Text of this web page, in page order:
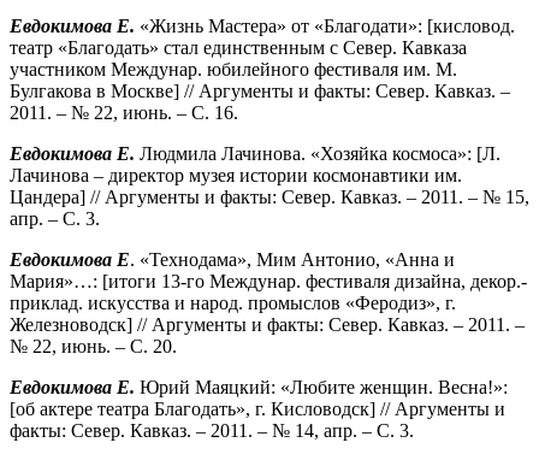
Евдокимова Е. «Жизнь Мастера» от «Благодати»: [кисловод.
театр «Благодать» стал единственным с Север. Кавказа
участником Междунар. юбилейного фестиваля им. М.
Булгакова в Москве] // Аргументы и факты: Север. Кавказ. –
2011. – № 22, июнь. – С. 16.
Евдокимова Е. Людмила Лачинова. «Хозяйка космоса»: [Л.
Лачинова – директор музея истории космонавтики им.
Цандера] // Аргументы и факты: Север. Кавказ. – 2011. – № 15,
апр. – С. 3.
Евдокимова Е. «Технодама», Мим Антонио, «Анна и
Мария»…: [итоги 13-го Междунар. фестиваля дизайна, декор.-
приклад. искусства и народ. промыслов «Феродиз», г.
Железноводск] // Аргументы и факты: Север. Кавказ. – 2011. –
№ 22, июнь. – С. 20.
Евдокимова Е. Юрий Маяцкий: «Любите женщин. Весна!»:
[об актере театра Благодать», г. Кисловодск] // Аргументы и
факты: Север. Кавказ. – 2011. – № 14, апр. – С. 3.